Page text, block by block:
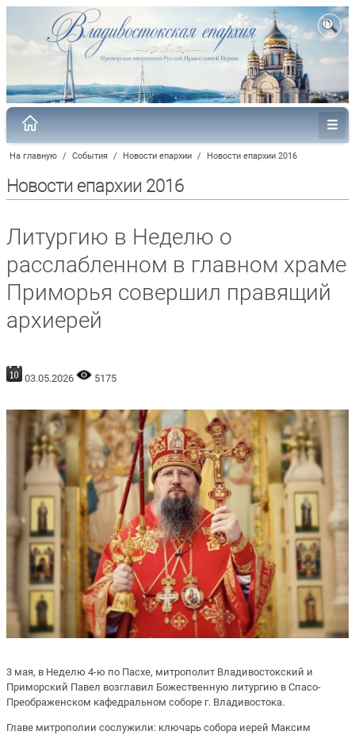
На главную / События / Новости епархии / Новости епархии 2016
Новости епархии 2016
Литургию в Неделю о
расслабленном в главном храме
Приморья совершил правящий
архиерей
03.05.2026 5175
3 мая, в Неделю 4-ю по Пасхе, митрополит Владивостокский и
Приморский Павел возглавил Божественную литургию в Спасо-
Преображенском кафедральном соборе г. Владивостока.
Главе митрополии сослужили: ключарь собора иерей Максим